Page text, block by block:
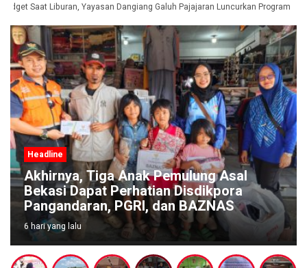
Saat Liburan, Yayasan Dangiang Galuh Pajajaran Luncurkan Program
Headline
Akhirnya, Tiga Anak Pemulung Asal
Bekasi Dapat Perhatian Disdikpora
Pangandaran, PGRI, dan BAZNAS
6 hari yang lalu